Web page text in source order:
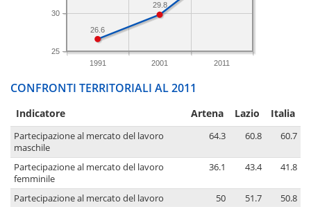
1991 2001 2011
25
30
29.8
26.6
CONFRONTI TERRITORIALI AL 2011
Indicatore Artena Lazio Italia
Partecipazione al mercato del lavoro
maschile
64.3 60.8 60.7
Partecipazione al mercato del lavoro
femminile
36.1 43.4 41.8
Partecipazione al mercato del lavoro 50 51.7
50.8